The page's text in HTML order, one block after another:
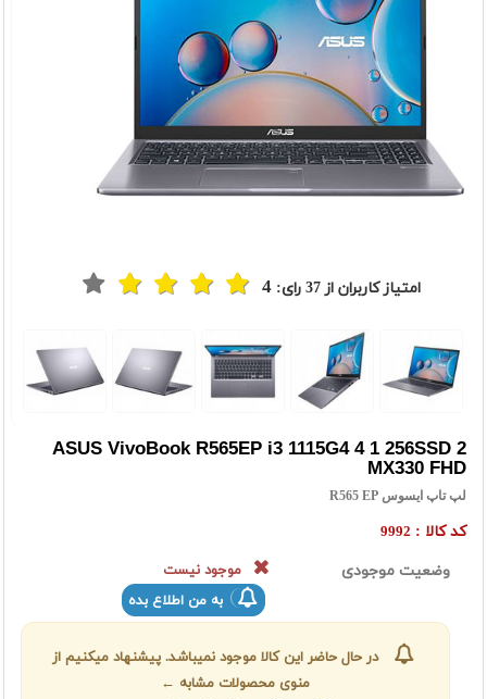
امتیاز کاربران از37 رای: 4
ASUS VivoBook R565EP i3 1115G4 4 1 256SSD 2
MX330 FHD
لپ تاپ ایسوس R565 EP
کد کالا : 9992
وضعیت موجودی
موجود نیست
به من اطلاع بده
در حال حاضر این کالا موجود نمیباشد. پیشنهاد میکنیم از
منوی محصولات مشابه ←